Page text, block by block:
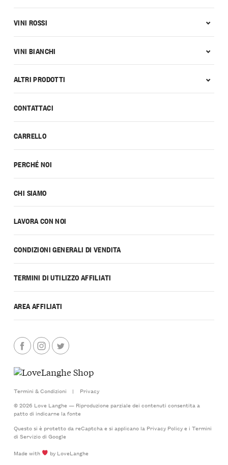
CONTATTACI
CARRELLO
PERCHÉ NOI
CHI SIAMO
LAVORA CON NOI
CONDIZIONI GENERALI DI VENDITA
TERMINI DI UTILIZZO AFFILIATI
AREA AFFILIATI
VINI ROSSI
VINI BIANCHI
ALTRI PRODOTTI
Termini & Condizioni |
Privacy
© 2026 Love Langhe — Riproduzione parziale dei contenuti consentita a
patto di indicarne la fonte
Questo si è protetto da reCaptcha e si applicano la Privacy Policye i Termini
di Serviziodi Google
Made with
by LoveLanghe